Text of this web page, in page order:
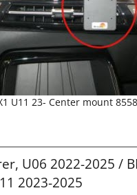
U11 23- Center mount
U06 2022-2025 /
2023-2025